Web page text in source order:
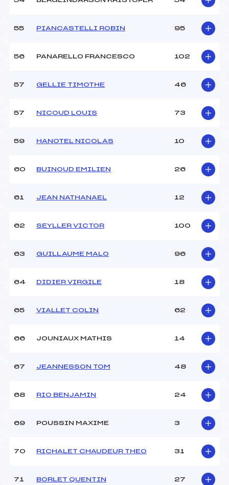
55 PIANCASTELLI ROBIN 95
56 PANARELLO FRANCESCO 102
57 GELLIE TIMOTHE 46
57 NICOUD LOUIS 73
59 HANOTEL NICOLAS 10
60 BUINOUD EMILIEN 26
61 JEAN NATHANAEL 12
62 SEYLLER VICTOR 100
63 GUILLAUME MALO 96
64 DIDIER VIRGILE 18
65 VIALLET COLIN 62
66 JOUNIAUX MATHIS 14
67 JEANNESSON TOM 48
68 RIO BENJAMIN 24
69 POUSSIN MAXIME 3
70 RICHALET CHAUDEUR THEO 31
71 BORLET QUENTIN 27